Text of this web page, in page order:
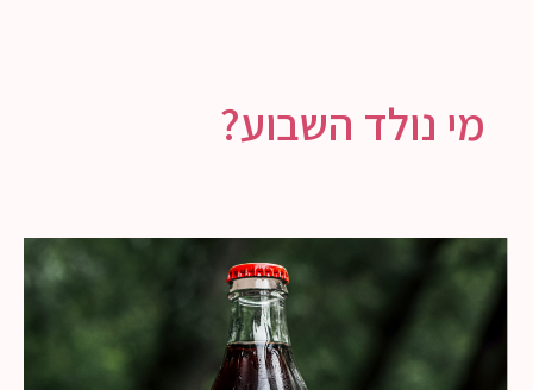
מי נולד השבוע?